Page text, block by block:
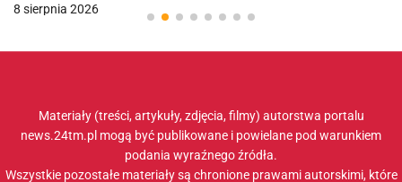
8 sierpnia 2026
Materiały (treści, artykuły, zdjęcia, filmy) autorstwa portalu
news.24tm.pl mogą być publikowane i powielane pod warunkiem
podania wyraźnego źródła.
Wszystkie pozostałe materiały są chronione prawami autorskimi, które